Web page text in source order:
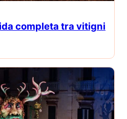
completa tra vitigni